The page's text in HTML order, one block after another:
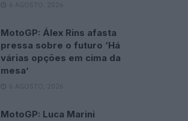
6 AGOSTO, 2026
MotoGP: Álex Rins afasta
pressa sobre o futuro ‘Há
várias opções em cima da
mesa’
6 AGOSTO, 2026
MotoGP: Luca Marini